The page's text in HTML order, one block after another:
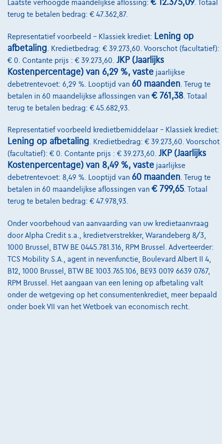
Laatste verhoogde maandelijkse aflossing: € 12.375,09. Totaal
terug te betalen bedrag: € 47.362,87.
Representatief voorbeeld – Klassiek krediet: Lening op
afbetaling . Kredietbedrag: € 39.273,60. Voorschot (facultatief):
€ 0. Contante prijs : € 39.273,60. JKP (Jaarlijks
Kostenpercentage) van 6,29 %, vaste jaarlijkse
debetrentevoet: 6,29 %. Looptijd van 60 maanden . Terug te
betalen in 60 maandelijkse aflossingen van € 761,38 . Totaal
terug te betalen bedrag: € 45.682,93.
Representatief voorbeeld kredietbemiddelaar – Klassiek krediet:
Lening op afbetaling. Kredietbedrag: € 39.273,60. Voorschot
(facultatief): € 0. Contante prijs : € 39.273,60. JKP (Jaarlijks
Kostenpercentage) van 8,49 %, vaste jaarlijkse
debetrentevoet: 8,49 %. Looptijd van 60 maanden. Terug te
betalen in 60 maandelijkse aflossingen van € 799,65. Totaal
terug te betalen bedrag: € 47.978,93.
Onder voorbehoud van aanvaarding van uw kredietaanvraag
door Alpha Credit s.a., kredietverstrekker, Warandeberg 8/3,
1000 Brussel, BTW BE 0445.781.316, RPM Brussel. Adverteerder:
TCS Mobility S.A., agent in nevenfunctie, Boulevard Albert II 4,
B12, 1000 Brussel, BTW BE 1003.765.106, BE93 0019 6639 0767,
RPM Brussel. Het aangaan van een lening op afbetaling valt
onder de wetgeving op het consumentenkrediet, meer bepaald
onder boek VII van het Wetboek van economisch recht.
Autoverzekering
Lease en persoonlijke lease
Over Ons
Word klant
Wie zijn we
Onze dealers
Onze partners
Onze team
Contact
@2024 TCS Mobility SA/NV Copyright
Algemene Voorwaarden
Bijstandsvoorwaarden
Privacyverklaring